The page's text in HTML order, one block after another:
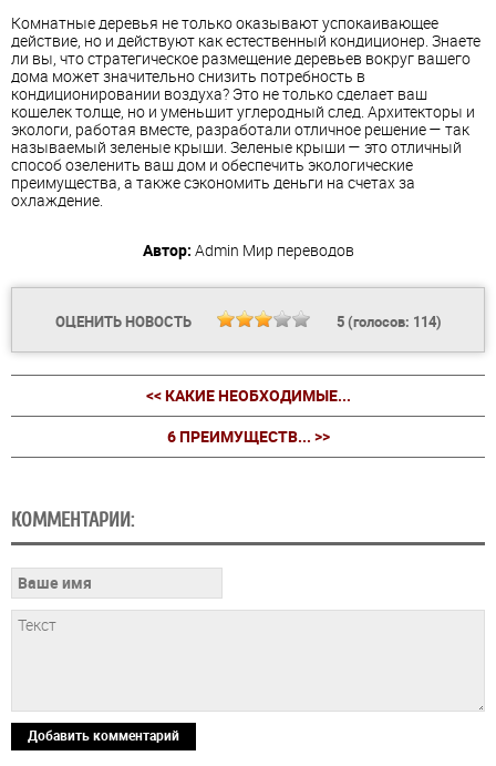
Комнатные деревья не только оказывают успокаивающее
действие, но и действуют как естественный кондиционер. Знаете
ли вы, что стратегическое размещение деревьев вокруг вашего
дома может значительно снизить потребность в
кондиционировании воздуха? Это не только сделает ваш
кошелек толще, но и уменьшит углеродный след. Архитекторы и
экологи, работая вместе, разработали отличное решение — так
называемый зеленые крыши. Зеленые крыши — это отличный
способ озеленить ваш дом и обеспечить экологические
преимущества, а также сэкономить деньги на счетах за
охлаждение.
Автор: Admin Мир переводов
ОЦЕНИТЬ НОВОСТЬ 5(голосов: 114)
<< КАКИЕ НЕОБХОДИМЫЕ...
6 ПРЕИМУЩЕСТВ... >>
КОММЕНТАРИИ:
Добавить комментарий